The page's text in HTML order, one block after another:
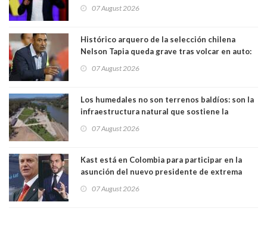
forma de quitar dignidad"
07 August 2026
Histórico arquero de la selección chilena
Nelson Tapia queda grave tras volcar en auto:
07 August 2026
Los humedales no son terrenos baldíos: son la
infraestructura natural que sostiene la
07 August 2026
Kast está en Colombia para participar en la
asunción del nuevo presidente de extrema
07 August 2026